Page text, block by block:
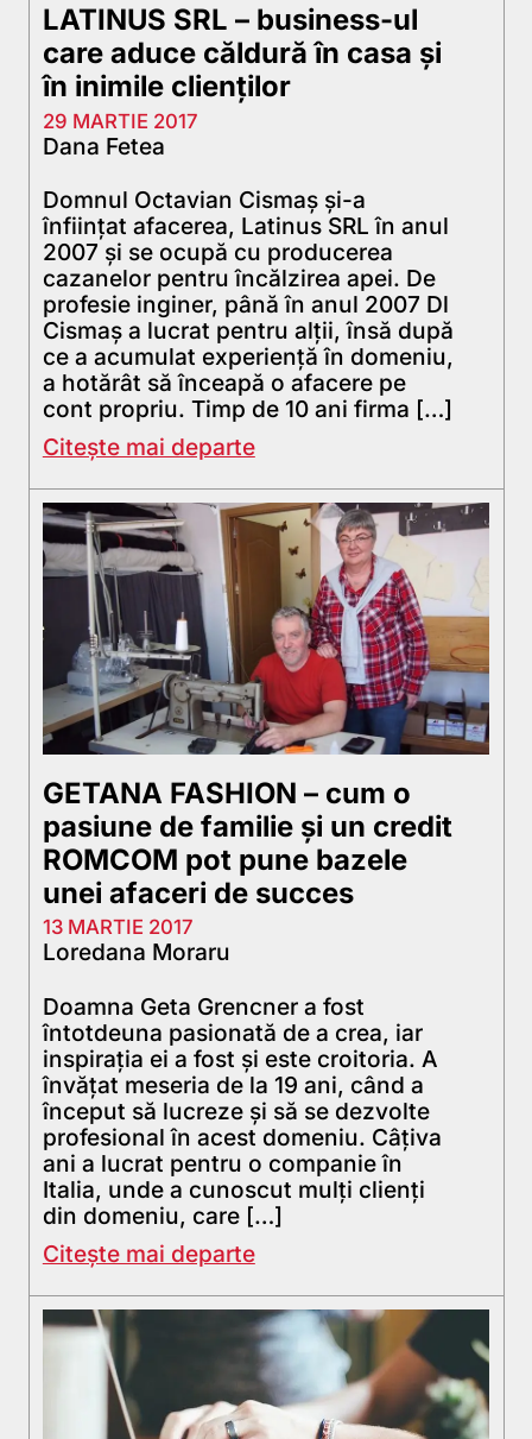
LATINUS SRL – business-ul
care aduce căldură în casa și
în inimile clienților
29 MARTIE 2017
Dana Fetea
Domnul Octavian Cismaș și-a
înființat afacerea, Latinus SRL în anul
2007 și se ocupă cu producerea
cazanelor pentru încălzirea apei. De
profesie inginer, până în anul 2007 Dl
Cismaș a lucrat pentru alții, însă după
ce a acumulat experiență în domeniu,
a hotărât să înceapă o afacere pe
cont propriu. Timp de 10 ani firma […]
Citește mai departe
GETANA FASHION – cum o
pasiune de familie și un credit
ROMCOM pot pune bazele
unei afaceri de succes
13 MARTIE 2017
Loredana Moraru
Doamna Geta Grencner a fost
întotdeuna pasionată de a crea, iar
inspirația ei a fost și este croitoria. A
învățat meseria de la 19 ani, când a
început să lucreze și să se dezvolte
profesional în acest domeniu. Câțiva
ani a lucrat pentru o companie în
Italia, unde a cunoscut mulți clienți
din domeniu, care […]
Citește mai departe